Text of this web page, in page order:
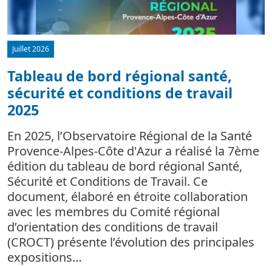
Juillet 2026
Tableau de bord régional santé,
sécurité et conditions de travail
2025
En 2025, l’Observatoire Régional de la Santé
Provence-Alpes-Côte d'Azur a réalisé la 7ème
édition du tableau de bord régional Santé,
Sécurité et Conditions de Travail. Ce
document, élaboré en étroite collaboration
avec les membres du Comité régional
d’orientation des conditions de travail
(CROCT) présente l’évolution des principales
expositions…